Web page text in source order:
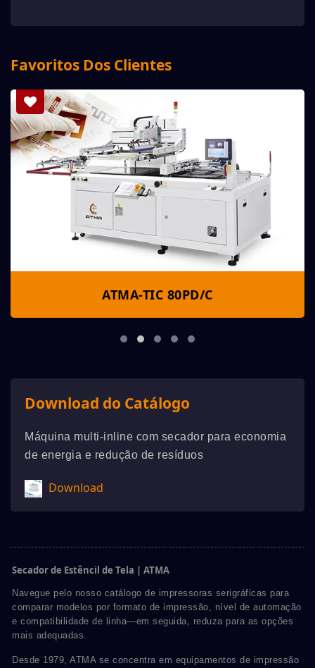
Favoritos Dos Clientes
ATMA-TIC 80PD/C
Download do Catálogo
Máquina multi-inline com secador para economia
de energia e redução de resíduos
Download
Secador de Estêncil de Tela | ATMA
Navegue pelo nosso catálogo de impressoras serigráficas para
comparar modelos por formato de impressão, nível de automação
e compatibilidade de linha—em seguida, reduza para as opções
mais adequadas.
Desde 1979, ATMA se concentra em equipamentos de impressão